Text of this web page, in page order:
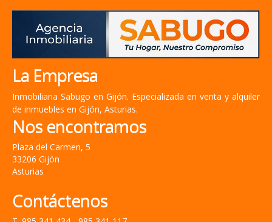
La Empresa
Inmobiliaria Sabugo en Gijón. Especializada en venta y alquiler
de inmuebles en Gijón, Asturias.
Nos encontramos
Plaza del Carmen, 5
33206 Gijón
Asturias
Contáctenos